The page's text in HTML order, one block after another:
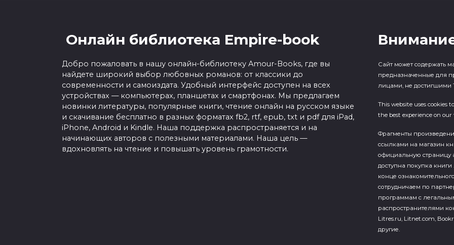
Онлайн библиотека Empire-book
Добро пожаловать в нашу онлайн-библиотеку Amour-Books, где вы
найдете широкий выбор любовных романов: от классики до
современности и самоиздата. Удобный интерфейс доступен на всех
устройствах — компьютерах, планшетах и смартфонах. Мы предлагаем
новинки литературы, популярные книги, чтение онлайн на русском языке
и скачивание бесплатно в разных форматах fb2, rtf, epub, txt и pdf для iPad,
iPhone, Android и Kindle. Наша поддержка распространяется и на
начинающих авторов с полезными материалами. Наша цель —
вдохновлять на чтение и повышать уровень грамотности.
Сайт может содержать
предназначенные для
лицами, не достигшими
This website uses cookies
the best experience on our
Фрагменты
ссылками на магазин
официальную страницу
доступна покупка книги
конце
сотрудничаем по
программам с
распространителями
Litres.ru, Litnet.com,
другие.